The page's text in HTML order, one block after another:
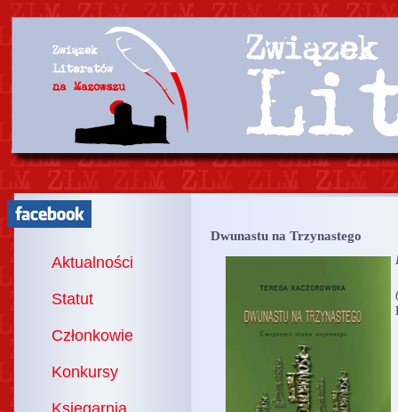
Aktualności
Statut
Członkowie
Konkursy
Księgarnia
Dwunastu na Trzynastego